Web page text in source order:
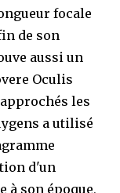
focale
de son
aussi un
Oculis
les
a utilisé
d'un
à son époque,